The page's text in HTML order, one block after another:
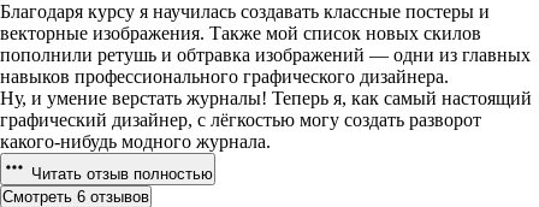
Благодаря курсу я научилась создавать классные постеры и
векторные изображения. Также мой список новых скилов
пополнили ретушь и обтравка изображений — одни из главных
навыков профессионального графического дизайнера.
Ну, и умение верстать журналы! Теперь я, как самый настоящий
графический дизайнер, с лёгкостью могу создать разворот
какого-нибудь модного журнала.
Читать отзыв полностью
Смотреть 6 отзывов